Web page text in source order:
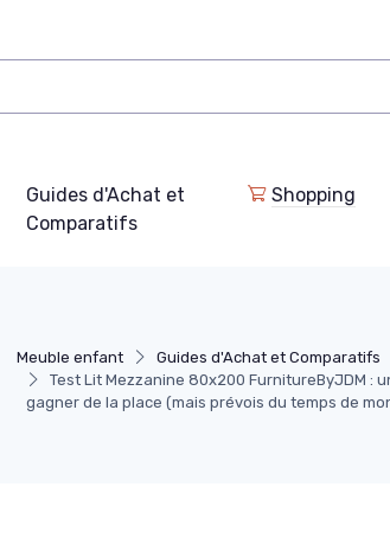
Guides d'Achat et
Comparatifs
Shopping
Meuble enfant Guides d'Achat et Comparatifs
Test Lit Mezzanine 80x200 FurnitureByJDM :
gagner de la place (mais prévois du temps de